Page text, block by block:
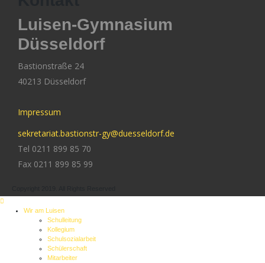
Luisen-Gymnasium
Düsseldorf
Bastionstraße 24
40213 Düsseldorf
Impressum
sekretariat.bastionstr-gy@duesseldorf.de
Tel 0211 899 85 70
Fax 0211 899 85 99
Wir am Luisen
Schulleitung
Kollegium
Schulsozialarbeit
Schülerschaft
Mitarbeiter